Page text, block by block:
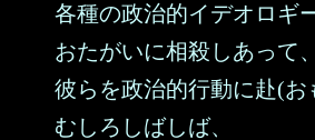
各種の政治的イデオロギ
おたがいに相殺しあって、
彼らを政治的行動に赴(お
むしろしばしば、